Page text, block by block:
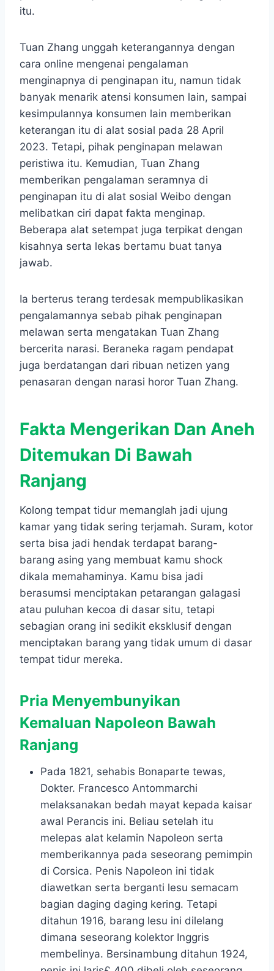
itu.
Tuan Zhang unggah keterangannya dengan
cara online mengenai pengalaman
menginapnya di penginapan itu, namun tidak
banyak menarik atensi konsumen lain, sampai
kesimpulannya konsumen lain memberikan
keterangan itu di alat sosial pada 28 April
2023. Tetapi, pihak penginapan melawan
peristiwa itu. Kemudian, Tuan Zhang
memberikan pengalaman seramnya di
penginapan itu di alat sosial Weibo dengan
melibatkan ciri dapat fakta menginap.
Beberapa alat setempat juga terpikat dengan
kisahnya serta lekas bertamu buat tanya
jawab.
Ia berterus terang terdesak mempublikasikan
pengalamannya sebab pihak penginapan
melawan serta mengatakan Tuan Zhang
bercerita narasi. Beraneka ragam pendapat
juga berdatangan dari ribuan netizen yang
penasaran dengan narasi horor Tuan Zhang.
Fakta Mengerikan Dan Aneh
Ditemukan Di Bawah
Ranjang
Kolong tempat tidur memanglah jadi ujung
kamar yang tidak sering terjamah. Suram, kotor
serta bisa jadi hendak terdapat barang-
barang asing yang membuat kamu shock
dikala memahaminya. Kamu bisa jadi
berasumsi menciptakan petarangan galagasi
atau puluhan kecoa di dasar situ, tetapi
sebagian orang ini sedikit eksklusif dengan
menciptakan barang yang tidak umum di dasar
tempat tidur mereka.
Pria Menyembunyikan
Kemaluan Napoleon Bawah
Ranjang
Pada 1821, sehabis Bonaparte tewas,
Dokter. Francesco Antommarchi
melaksanakan bedah mayat kepada kaisar
awal Perancis ini. Beliau setelah itu
melepas alat kelamin Napoleon serta
memberikannya pada seseorang pemimpin
di Corsica. Penis Napoleon ini tidak
diawetkan serta berganti lesu semacam
bagian daging daging kering. Tetapi
ditahun 1916, barang lesu ini dilelang
dimana seseorang kolektor Inggris
membelinya. Bersinambung ditahun 1924,